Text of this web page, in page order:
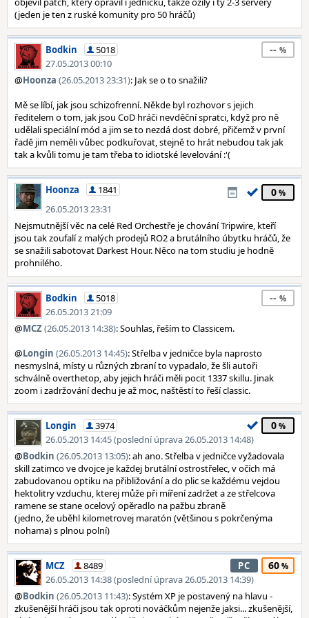
(jeden je ten z ruské komunity pro 50 hráčů)
Bodkin
5018
27.05.2013 00:10
--
@Hoonza (26.05.2013 23:31): Jak se o to snažili?
Mě se líbí, jak jsou schizofrenní. Někde byl rozhovor s jejich
ředitelem o tom, jak jsou CoD hráči nevděční spratci, když pro ně
udělali speciální mód a jim se to nezdá dost dobré, přičemž v první
řadě jim neměli vůbec podkuřovat, stejně to hrát nebudou tak jak
tak a kvůli tomu je tam třeba to idiotské levelování :'(
Hoonza
1841
26.05.2013 23:31
0
Nejsmutnější věc na celé Red Orchestře je chování Tripwire, kteří
jsou tak zoufalí z malých prodejů RO2 a brutálního úbytku hráčů, že
se snažili sabotovat Darkest Hour. Něco na tom studiu je hodně
prohnilého.
Bodkin
5018
26.05.2013 21:09
--
@MCZ(26.05.2013 14:38): Souhlas, řeším to Classicem.
@Longin (26.05.2013 14:45): Střelba v jedničce byla naprosto
nesmyslná, místy u různých zbraní to vypadalo, že šli autoři
schválně overthetop, aby jejich hráči měli pocit 1337 skillu. Jinak
zoom i zadržování dechu je až moc, naštěstí to řeší classic.
Longin
3974
26.05.2013 14:45 (poslední úprava 26.05.2013 14:48)
0
@Bodkin (26.05.2013 13:05): ah ano. Střelba v jedničce vyžadovala
skill zatimco ve dvojce je každej brutální ostrostřelec, v očích má
zabudovanou optiku na přibližování a do plic se každému vejdou
hektolitry vzduchu, kterej může při míření zadržet a ze střelcova
ramene se stane ocelový opěradlo na pažbu zbraně
(jedno, že uběhl kilometrovej maratón (většinou s pokrčenýma
nohama) s plnou polní)
MCZ
8489
26.05.2013 14:38 (poslední úprava 26.05.2013 14:39)
PC 60
@Bodkin (26.05.2013 11:43): Systém XP je postavený na hlavu -
zkušenější hráči jsou tak oproti nováčkům nejenže jaksi... zkušenější,